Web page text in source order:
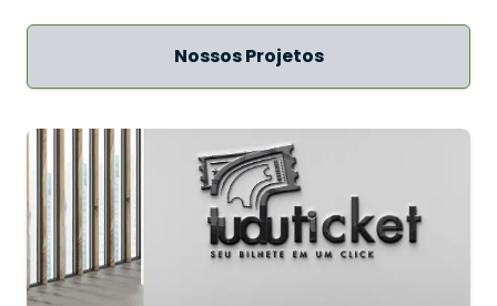
Nossos Projetos